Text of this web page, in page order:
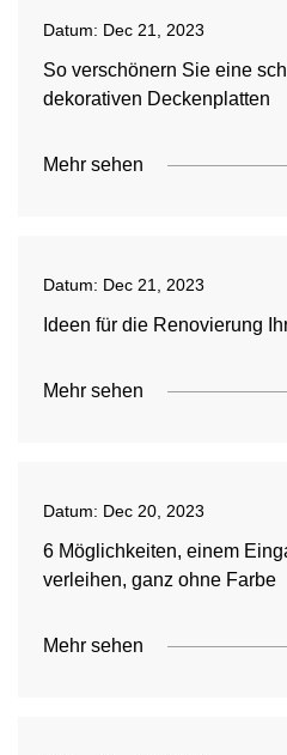
Datum: Dec 21, 2023
So verschönern Sie eine
dekorativen Deckenplatten
Mehr sehen
Datum: Dec 21, 2023
Ideen für die Renovierung
Mehr sehen
Datum: Dec 20, 2023
6 Möglichkeiten, einem
verleihen, ganz ohne Farbe
Mehr sehen